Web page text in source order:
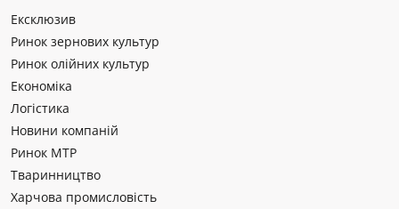
Ексклюзив
Ринок зернових культур
Ринок олійних культур
Економіка
Логістика
Новини компаній
Ринок МТР
Тваринництво
Харчова промисловість